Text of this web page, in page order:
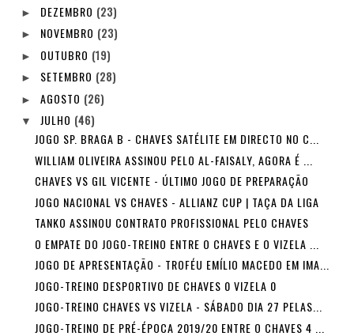
► DEZEMBRO (23)
► NOVEMBRO (23)
► OUTUBRO (19)
► SETEMBRO (28)
► AGOSTO (26)
▼ JULHO (46)
JOGO SP. BRAGA B - CHAVES SATÉLITE EM DIRECTO NO C...
WILLIAM OLIVEIRA ASSINOU PELO AL-FAISALY, AGORA É ...
CHAVES VS GIL VICENTE - ÚLTIMO JOGO DE PREPARAÇÃO
JOGO NACIONAL VS CHAVES - ALLIANZ CUP | TAÇA DA LIGA
TANKO ASSINOU CONTRATO PROFISSIONAL PELO CHAVES
O EMPATE DO JOGO-TREINO ENTRE O CHAVES E O VIZELA ...
JOGO DE APRESENTAÇÃO - TROFÉU EMÍLIO MACEDO EM IMA...
JOGO-TREINO DESPORTIVO DE CHAVES 0 VIZELA 0
JOGO-TREINO CHAVES VS VIZELA - SÁBADO DIA 27 PELAS...
JOGO-TREINO DE PRÉ-ÉPOCA 2019/20 ENTRE O CHAVES 4 ...